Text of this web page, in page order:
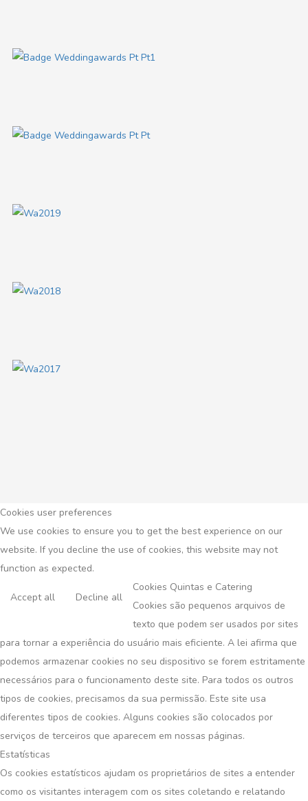
Cookies user preferences
We use cookies to ensure you to get the best experience on our
website. If you decline the use of cookies, this website may not
function as expected.
Accept all Decline all
Cookies Quintas e Catering
Cookies são pequenos arquivos de
texto que podem ser usados ​​por sites
para tornar a experiência do usuário mais eficiente. A lei afirma que
podemos armazenar cookies no seu dispositivo se forem estritamente
necessários para o funcionamento deste site. Para todos os outros
tipos de cookies, precisamos da sua permissão. Este site usa
diferentes tipos de cookies. Alguns cookies são colocados por
serviços de terceiros que aparecem em nossas páginas.
Estatísticas
Os cookies estatísticos ajudam os proprietários de sites a entender
como os visitantes interagem com os sites coletando e relatando